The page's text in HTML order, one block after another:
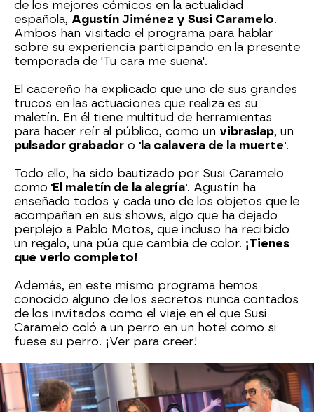
de los mejores cómicos en la actualidad
española, Agustín Jiménez y Susi Caramelo.
Ambos han visitado el programa para hablar
sobre su experiencia participando en la presente
temporada de 'Tu cara me suena'.
El cacereño ha explicado que uno de sus grandes
trucos en las actuaciones que realiza es su
maletín. En él tiene multitud de herramientas
para hacer reír al público, como un vibraslap, un
pulsador grabador o 'la calavera de la muerte'.
Todo ello, ha sido bautizado por Susi Caramelo
como 'El maletín de la alegría'. Agustín ha
enseñado todos y cada uno de los objetos que le
acompañan en sus shows, algo que ha dejado
perplejo a Pablo Motos, que incluso ha recibido
un regalo, una púa que cambia de color. ¡Tienes
que verlo completo!
Además, en este mismo programa hemos
conocido alguno de los secretos nunca contados
de los invitados como el viaje en el que Susi
Caramelo coló a un perro en un hotel como si
fuese su perro. ¡Ver para creer!
Agustín Jiménez